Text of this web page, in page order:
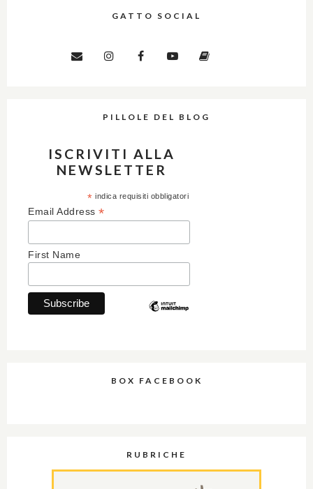
GATTO SOCIAL
PILLOLE DEL BLOG
ISCRIVITI ALLA
NEWSLETTER
* indica requisiti obbligatori
Email Address *
First Name
BOX FACEBOOK
RUBRICHE